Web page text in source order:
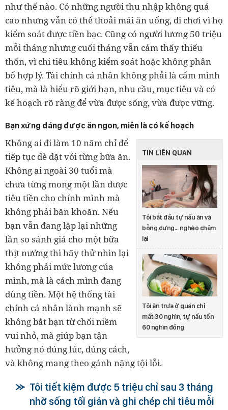
như thế nào. Có những người thu nhập không quá
cao nhưng vẫn có thể thoải mái ăn uống, đi chơi vì họ
kiểm soát được tiền bạc. Cũng có người lương 50 triệu
mỗi tháng nhưng cuối tháng vẫn cảm thấy thiếu
thốn, vì chi tiêu không kiểm soát hoặc không phân
bổ hợp lý. Tài chính cá nhân không phải là cấm mình
tiêu, mà là hiểu rõ giới hạn, nhu cầu, mục tiêu và có
kế hoạch rõ ràng để vừa được sống, vừa được vững.
Bạn xứng đáng được ăn ngon, miễn là có kế hoạch
TIN LIÊN QUAN
Tôi bắt đầu tự nấu ăn và
bỗng dưng... nghèo chậm
lại
Tôi ăn trưa ở quán chỉ
mất 30 nghìn, tự nấu tốn
60 nghìn đồng
Không ai đi làm 10 năm chỉ để
tiếp tục dè dặt với từng bữa ăn.
Không ai ngoài 30 tuổi mà
chưa từng mong một lần được
tiêu tiền cho chính mình mà
không phải băn khoăn. Nếu
bạn vẫn đang lặp lại những
lần so sánh giá cho một bữa
thịt nướng thì hãy thử nhìn lại
không phải mức lương của
mình, mà là cách mình đang
dùng tiền. Một hệ thống tài
chính cá nhân lành mạnh sẽ
không bắt bạn từ chối niềm
vui nhỏ, mà giúp bạn tận
hưởng nó đúng lúc, đúng cách,
và không mang theo gánh nặng tội lỗi.
Tôi tiết kiệm được 5 triệu chỉ sau 3 tháng
nhờ sống tối giản và ghi chép chi tiêu mỗi